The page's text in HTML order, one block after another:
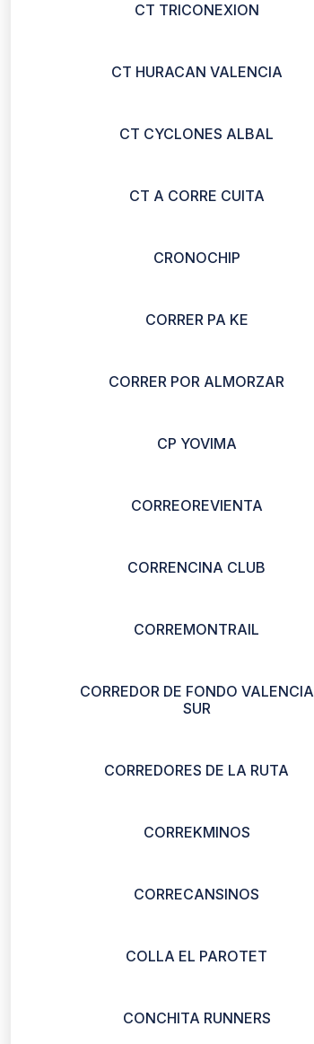
CT TRICONEXION
CT HURACAN VALENCIA
CT CYCLONES ALBAL
CT A CORRE CUITA
CRONOCHIP
CORRER PA KE
CORRER POR ALMORZAR
CP YOVIMA
CORREOREVIENTA
CORRENCINA CLUB
CORREMONTRAIL
CORREDOR DE FONDO VALENCIA
SUR
CORREDORES DE LA RUTA
CORREKMINOS
CORRECANSINOS
COLLA EL PAROTET
CONCHITA RUNNERS